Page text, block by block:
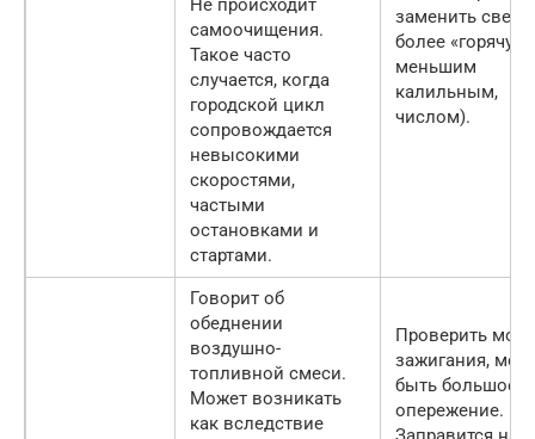
Не происходит
самоочищения.
Такое часто
случается, когда
городской цикл
сопровождается
невысокими
скоростями,
частыми
остановками и
стартами.
заменить свечу
более
меньшим
калильным,
числом).
Говорит об
обеднении
воздушно-
топливной смеси.
Может возникать
как вследствие
Проверить
зажигания,
быть большое
опережение.